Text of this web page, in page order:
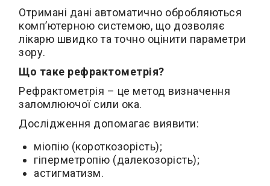
Отримані дані автоматично обробляються
комп’ютерною системою, що дозволяє
лікарю швидко та точно оцінити параметри
зору.
Що таке рефрактометрія?
Рефрактометрія – це метод визначення
заломлюючої сили ока.
Дослідження допомагає виявити:
міопію (короткозорість);
гіперметропію (далекозорість);
астигматизм.